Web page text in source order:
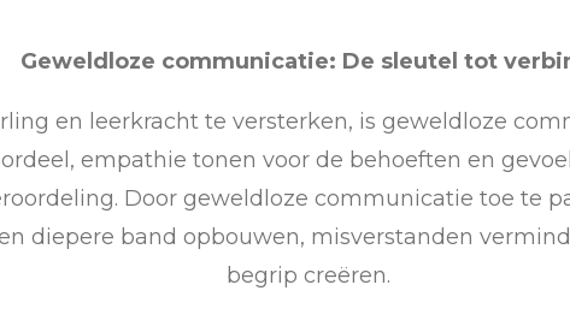
Geweldloze communicatie: De sleutel tot
en leerkracht te versterken, is geweldloze
empathie tonen voor de behoeften en
Door geweldloze communicatie toe te
diepere band opbouwen, misverstanden
begrip creëren.